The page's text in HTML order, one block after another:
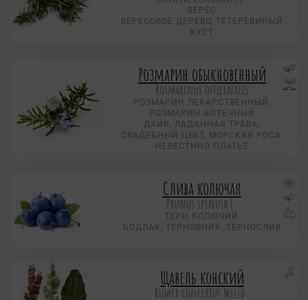
ВЕРЕС
ВЕРЕСОВОЕ ДЕРЕВО, ТЕТЕРЕВИНЫЙ
КУСТ
Розмарин обыкновенный
Rosmarinus officinalis
РОЗМАРИН ЛЕКАРСТВЕННЫЙ,
РОЗМАРИН АПТЕЧНЫЙ
ДАЙК, ЛАДАННАЯ ТРАВА,
СВАДЕБНЫЙ ЦВЕТ, МОРСКАЯ РОСА,
НЕВЕСТИНО ПЛАТЬЕ
Слива колючая
Prunus spinosa L.
ТЕРН КОЛЮЧИЙ
БОДЛАК, ТЕРНОВНИК, ТЕРНОСЛИВ
Щавель конский
Rumex confertus Willd.